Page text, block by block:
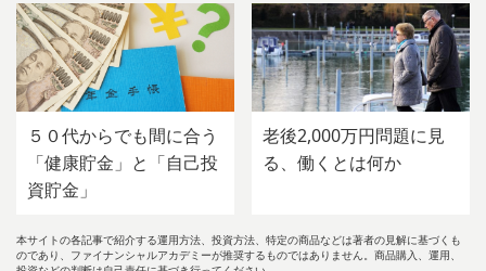
５０代からでも間に合う
「健康貯金」と「自己投
資貯金」
老後2,000万円問題に見
る、働くとは何か
本サイトの各記事で紹介する運用方法、投資方法、特定の商品などは著者の見解に基づくも
のであり、ファイナンシャルアカデミーが推奨するものではありません。商品購入、運用、